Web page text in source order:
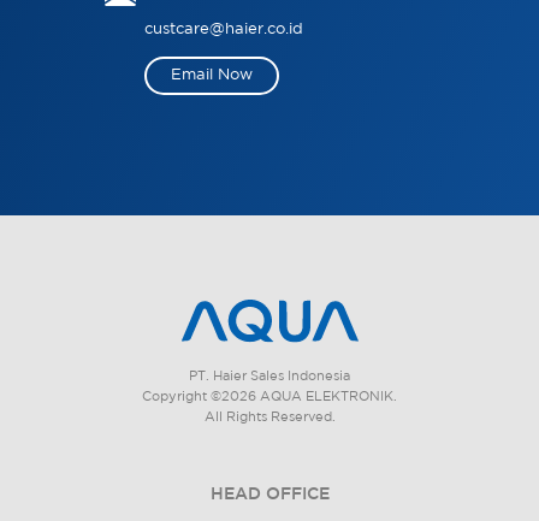
custcare@haier.co.id
Email Now
PT. Haier Sales Indonesia
Copyright ©2026 AQUA ELEKTRONIK.
All Rights Reserved.
HEAD OFFICE